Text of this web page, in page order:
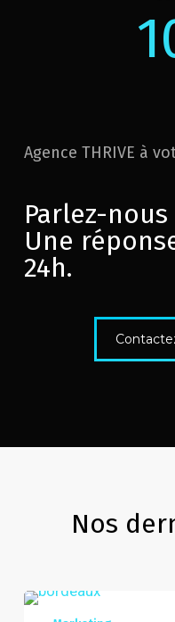
Agence THRIVE à
Parlez-
Une
24h.
Nos
Lancement